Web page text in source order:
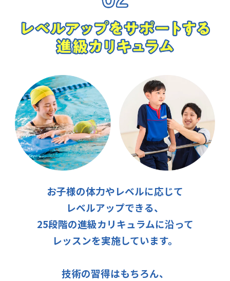
お子様の体力やレベルに応じて
レベルアップできる、
25段階の進級カリキュラムに沿って
レッスンを実施しています。
技術の習得はもちろん、